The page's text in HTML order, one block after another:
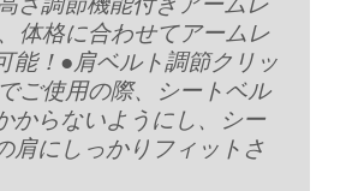
体格に合わせてアームレ
能！●肩ベルト調節クリッ
ご使用の際、シートベル
からないようにし、シー
肩にしっかりフィットさ